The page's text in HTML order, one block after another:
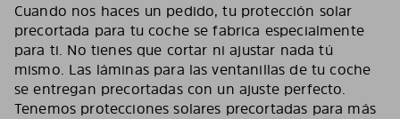
Cuando nos haces un pedido, tu protección solar
precortada para tu coche se fabrica especialmente
para ti. No tienes que cortar ni ajustar nada tú
mismo. Las láminas para las ventanillas de tu coche
se entregan precortadas con un ajuste perfecto.
Tenemos protecciones solares precortadas para más